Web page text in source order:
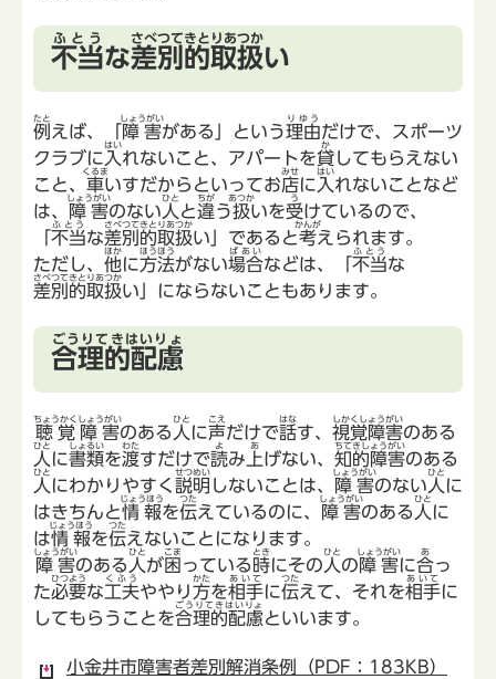
不当
ふとう
な差別的取扱
さべつてきとりあつか
い
例
たと
えば、「障害
しょうがい
がある」という理由
りゆう
だけで、スポーツ
クラブに 入
はい
れないこと、アパートを貸
か
してもらえない
こと、 車
くるま
いすだからといってお店
みせ
に 入
はい
れないことなど
は、
障害
しょうがい
のない 人
ひと
と違
ちが
う扱
あつか
いを受
う
けているので、
「不当
ふとう
な差別的取扱
さべつてきとりあつか
い」であると考
かんが
えられます。
ただし、 他
ほか
に方法
ほうほう
がない場合
ばあい
などは、「不当
ふとう
な
差別的取扱
さべつてきとりあつか
い」にならないこともあります。
合理的配慮
ごうりてきはいりょ
聴覚障害
ちょうかくしょうがい
のある 人
ひと
に声
こえ
だけで話
はな
す、 視覚障害
しかくしょうがい
のある
人
ひと
に書類
しょるい
を渡
わた
すだけで読
よ
み 上
あ
げない、 知的障害
ちてきしょうがい
のある
人
ひと
にわかりやすく 説明
せつめい
しないことは、 障害
しょうがい
のない 人
ひと
に
はきちんと情報
じょうほう
を伝
つた
えているのに、 障害
しょうがい
のある 人
ひと
に
は情報
じょうほう
を伝
つた
えないことになります。
障害
しょうがい
のある 人
ひと
が困
こま
っている時
とき
にその 人
ひと
の障害
しょうがい
に合
あ
っ
た必要
ひつよう
な工夫
くふう
ややり方
かた
を相手
あいて
に伝
つた
えて、それを相手
あいて
に
してもらうことを合理的配慮
ごうりてきはいりょ
といいます。
小金井市障害者差別解消条例（PDF：183KB）